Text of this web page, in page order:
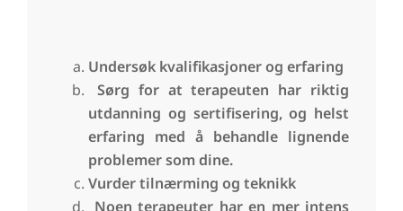
Undersøk kvalifikasjoner og erfaring
Sørg for at terapeuten har riktig
utdanning og sertifisering, og helst
erfaring med å behandle lignende
problemer som dine.
Vurder tilnærming og teknikk
Noen terapeuter har en mer intens